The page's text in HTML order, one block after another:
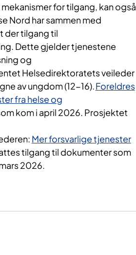
for tilgang, kan også
Nord har sammen med
der tilgang til
Dette gjelder tjenestene
og
Helsedirektoratets veileder
av ungdom (12-16).Foreldres
fra helse og
kom i april 2026. Prosjektet
Mer forsvarlige tjenester
tilgang til dokumenter som
2026.